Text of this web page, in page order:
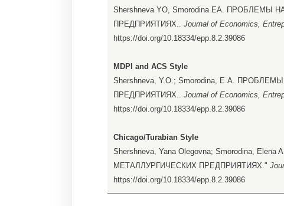
Shershneva YO, Smorodina EA.
ПРЕДПРИЯТИЯХ.. Journal of Economics,
https://doi.org/10.18334/epp.8.2.39086
MDPI and ACS Style
Shershneva, Y.O.; Smorodina, E.A.
ПРЕДПРИЯТИЯХ.. Journal of Economics,
https://doi.org/10.18334/epp.8.2.39086
Chicago/Turabian Style
Shershneva, Yana Olegovna; Smorodina,
МЕТАЛЛУРГИЧЕСКИХ ПРЕДПРИЯТИЯХ."
https://doi.org/10.18334/epp.8.2.39086